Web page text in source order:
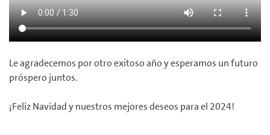
Le agradecemos por otro exitoso año y esperamos un futuro
próspero juntos.
¡Feliz Navidad y nuestros mejores deseos para el 2024!